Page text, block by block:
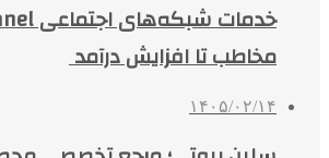
مخاطب تا افزایش درآمد
۱۴۰۵/۰۲/۱۴